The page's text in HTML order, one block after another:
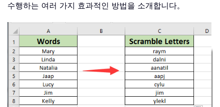
수행하는 여러 가지 효과적인 방법을 소개합니다。